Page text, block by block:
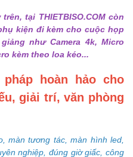
tại THIETBISO.COM còn
kiện đi kèm cho cuộc họp
như Camera 4k, Micro
kèm theo loa kéo...
hoàn hảo cho
giải trí, văn phòng
màn tương tác, màn hình led,
nghiệp, đúng giờ giấc, công